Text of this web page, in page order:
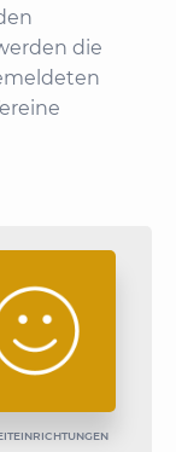
die